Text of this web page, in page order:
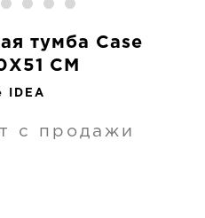
тумба Case
CM
IDEA
с продажи